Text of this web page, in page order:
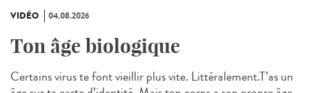
VIDÉO 04.08.2026
Ton âge biologique
Certains virus te font vieillir plus vite. Littéralement.T’as un